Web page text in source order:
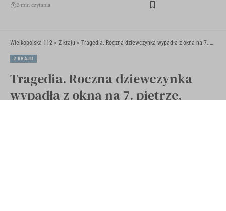
2 min czytania
Wielkopolska 112 > Z kraju > Tragedia. Roczna dziewczynka wypadła z okna na 7. piętrze. Zginęła na miejscu
Z KRAJU
Tragedia. Roczna dziewczynka
wypadła z okna na 7. piętrze.